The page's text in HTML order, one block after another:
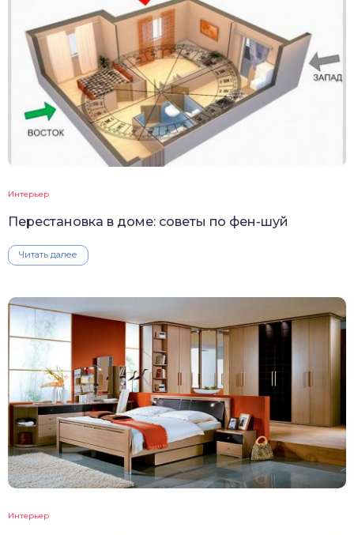
Интерьер
Перестановка в доме: советы по фен-шуй
Читать далее
Интерьер